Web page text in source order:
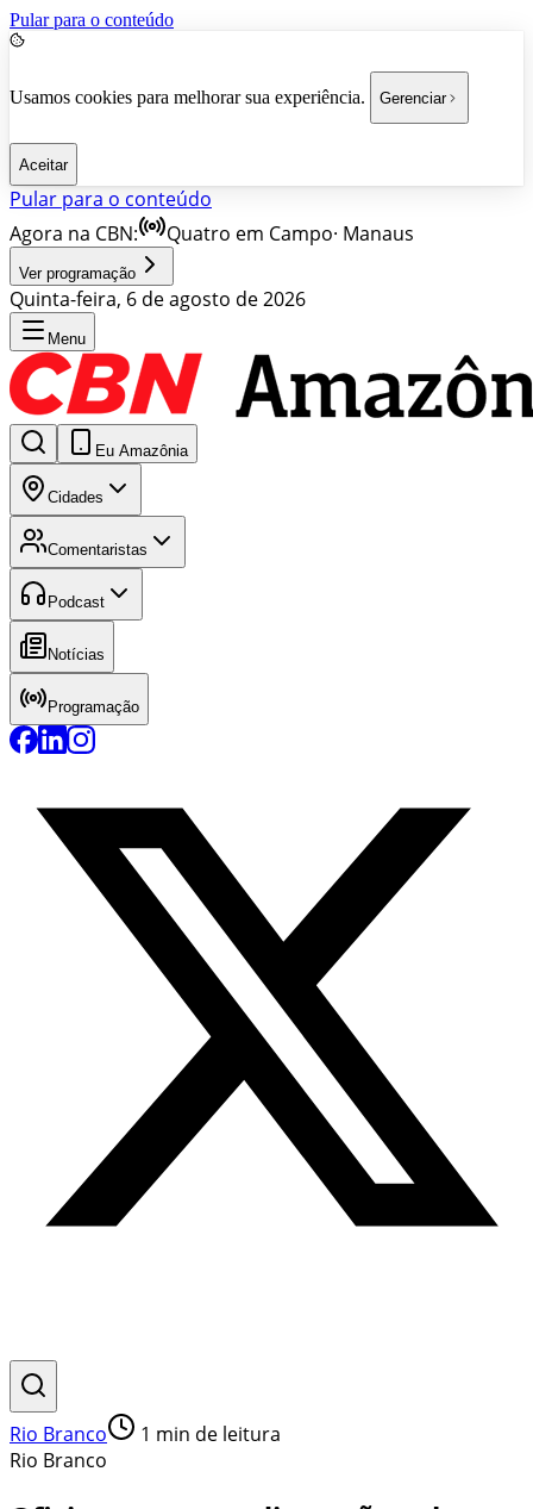
Pular para o conteúdo
Usamos cookies para melhorar sua experiência. Gerenciar
Aceitar
Pular para o conteúdo
Agora na CBN:
Quatro em Campo· Manaus
Ver programação
Quinta-feira, 6 de agosto de 2026
Menu
Eu Amazônia
Cidades
Comentaristas
Podcast
Notícias
Programação
Rio Branco 1 min de leitura
Rio Branco